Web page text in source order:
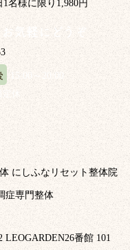
気軽にどうぞ
15:00～20:00
休
番館 101